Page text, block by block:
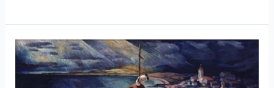
EL
ANTISEMITISMO
EN